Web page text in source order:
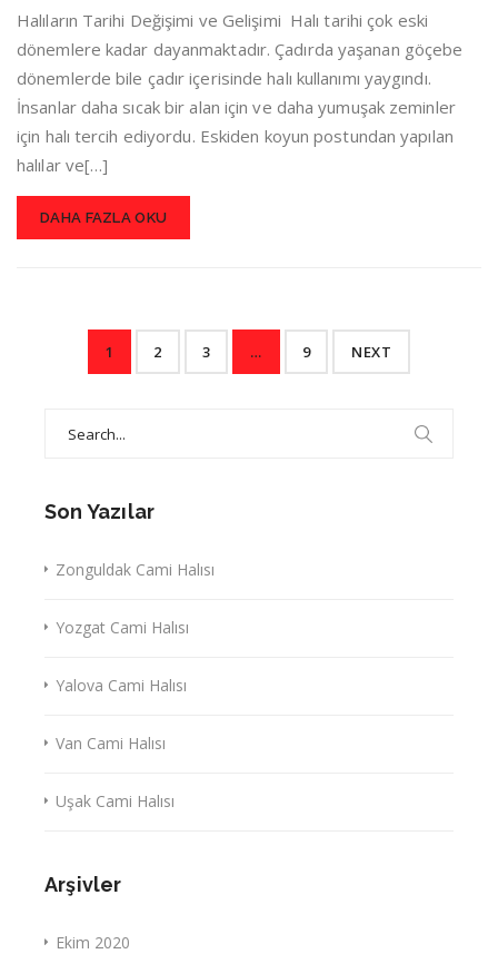
Halıların Tarihi Değişimi ve Gelişimi Halı tarihi çok eski
dönemlere kadar dayanmaktadır. Çadırda yaşanan göçebe
dönemlerde bile çadır içerisinde halı kullanımı yaygındı.
İnsanlar daha sıcak bir alan için ve daha yumuşak zeminler
için halı tercih ediyordu. Eskiden koyun postundan yapılan
halılar ve[…]
DAHA FAZLA OKU
1 2 3 … 9 NEXT
Son Yazılar
Zonguldak Cami Halısı
Yozgat Cami Halısı
Yalova Cami Halısı
Van Cami Halısı
Uşak Cami Halısı
Arşivler
Ekim 2020